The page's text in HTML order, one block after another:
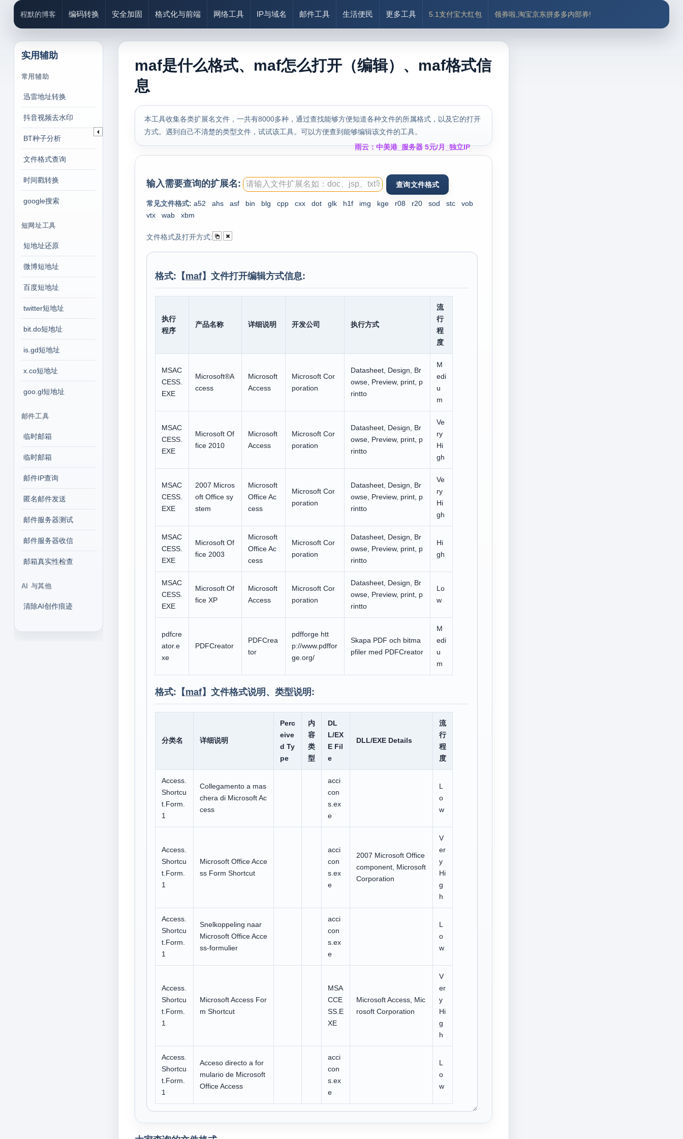
程默的博客 编码转换 安全加固 格式化与前端 网络工具 IP与域名 邮件工具 生活便民 更多工具 5.1支付宝大红包 领券啦,淘宝京东拼多多内部券!
实用辅助
常用辅助
迅雷地址转换
抖音视频去水印
BT种子分析
文件格式查询
时间戳转换
google搜索
短网址工具
短地址还原
微博短地址
百度短地址
twitter短地址
bit.do短地址
is.gd短地址
x.co短地址
goo.gl短地址
邮件工具
临时邮箱
临时邮箱
邮件IP查询
匿名邮件发送
邮件服务器测试
邮件服务器收信
邮箱真实性检查
AI 与其他
清除AI创作痕迹
maf是什么格式、maf怎么打开（编辑）、maf格式信
息
本工具收集各类扩展名文件，一共有8000多种，通过查找能够方便知道各种文件的所属格式，以及它的打开
方式。遇到自己不清楚的类型文件，试试该工具。可以方便查到能够编辑该文件的工具。
雨云：中美港_服务器 5元/月_独立IP
输入需要查询的扩展名:
常见文件格式: a52 ahs asf bin blg cpp cxx dot glk h1f img kge r08 r20 sod stc
vob
vtx
wab xbm
文件格式及打开方式:
格式:【maf】文件打开编辑方式信息:
执行
程序
产品名称 详细说明 开发公司 执行方式
流
行
程
度
MSAC
CESS.
EXE
Microsoft®A
ccess
Microsoft
Access
Microsoft Cor
poration
Datasheet, Design, Br
owse, Preview, print, p
rintto
M
edi
u
m
MSAC
CESS.
EXE
Microsoft Of
fice 2010
Microsoft
Access
Microsoft Cor
poration
Datasheet, Design, Br
owse, Preview, print, p
rintto
Ve
ry
Hi
gh
MSAC
CESS.
EXE
2007 Micros
oft Office sy
stem
Microsoft
Office Ac
cess
Microsoft Cor
poration
Datasheet, Design, Br
owse, Preview, print, p
rintto
Ve
ry
Hi
gh
MSAC
CESS.
EXE
Microsoft Of
fice 2003
Microsoft
Office Ac
cess
Microsoft Cor
poration
Datasheet, Design, Br
owse, Preview, print, p
rintto
Hi
gh
MSAC
CESS.
EXE
Microsoft Of
fice XP
Microsoft
Access
Microsoft Cor
poration
Datasheet, Design, Br
owse, Preview, print, p
rintto
Lo
w
pdfcre
ator.e
xe
PDFCreator
PDFCrea
tor
pdfforge htt
p://www.pdffor
ge.org/
Skapa PDF och bitma
pfiler med PDFCreator
M
edi
u
m
格式:【maf】文件格式说明、类型说明:
分类名 详细说明
Perc
eive
d Ty
pe
内
容
类
型
DL
L/EX
E Fil
e
DLL/EXE Details
流
行
程
度
Access.
Shortcu
t.Form.
1
Collegamento a mas
chera di Microsoft Ac
cess
acci
con
s.ex
e
L
o
w
Access.
Shortcu
t.Form.
1
Microsoft Office Acce
ss Form Shortcut
acci
con
s.ex
e
2007 Microsoft Office
component, Microsoft
Corporation
V
er
y
Hi
g
h
Access.
Shortcu
t.Form.
1
Snelkoppeling naar
Microsoft Office Acce
ss-formulier
acci
con
s.ex
e
L
o
w
Access.
Shortcu
t.Form.
1
Microsoft Access For
m Shortcut
MSA
CCE
SS.E
XE
Microsoft Access, Mic
rosoft Corporation
V
er
y
Hi
g
h
Access.
Shortcu
t.Form.
1
Acceso directo a for
mulario de Microsoft
Office Access
acci
con
s.ex
e
L
o
w